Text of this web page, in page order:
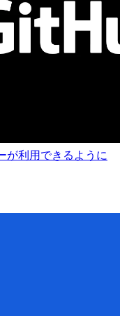
が利用できるように